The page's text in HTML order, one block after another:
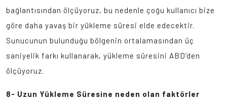
bağlantısından ölçüyoruz, bu nedenle çoğu kullanıcı bize
göre daha yavaş bir yükleme süresi elde edecektir.
Sunucunun bulunduğu bölgenin ortalamasından üç
saniyelik farkı kullanarak, yükleme süresini ABD’den
ölçüyoruz.
8- Uzun Yükleme Süresine neden olan faktörler